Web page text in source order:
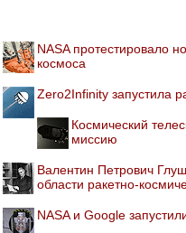
NASA протестировало
космоса
Zero2Infinity запустила
Космический
миссию
Валентин Петрович
области ракетно-
NASA и Google